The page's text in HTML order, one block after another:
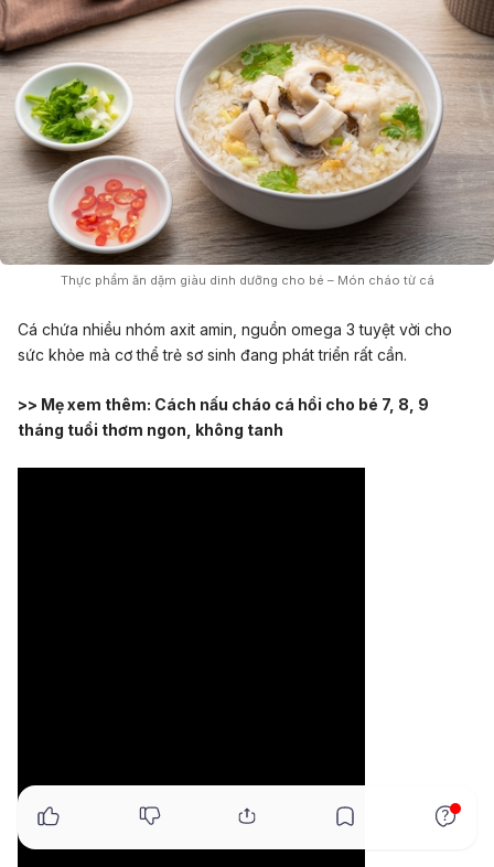
Thực phẩm ăn dặm giàu dinh dưỡng cho bé – Món cháo từ cá
Cá chứa nhiều nhóm axit amin, nguồn omega 3 tuyệt vời cho
sức khỏe mà cơ thể trẻ sơ sinh đang phát triển rất cần.
>> Mẹ xem thêm: Cách nấu cháo cá hồi cho bé 7, 8, 9
tháng tuổi thơm ngon, không tanh